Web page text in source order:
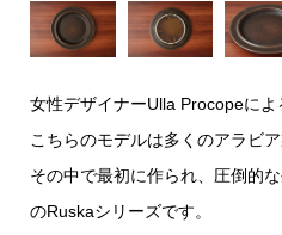
女性デザイナーUlla Procopeによ
こちらのモデルは多くのアラビ
その中で最初に作られ、圧倒的
のRuskaシリーズです。